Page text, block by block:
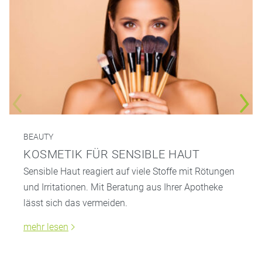
BEAUTY
KOSMETIK FÜR SENSIBLE HAUT
Sensible Haut reagiert auf viele Stoffe mit Rötungen
und Irritationen. Mit Beratung aus Ihrer Apotheke
lässt sich das vermeiden.
mehr lesen